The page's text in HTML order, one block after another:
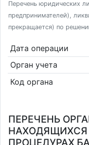
Перечень юридических
предпринимателей),
прекращается) по
Дата операции
Орган учета
Код органа
ПЕРЕЧЕНЬ
ПРОЦЕДУРАХ